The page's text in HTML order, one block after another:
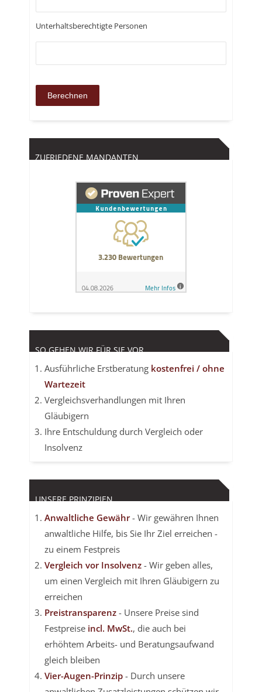
Unterhaltsberechtigte Personen
ZUFRIEDENE MANDANTEN
SO GEHEN WIR FÜR SIE VOR
Ausführliche Erstberatung kostenfrei / ohne
Wartezeit
Vergleichsverhandlungen mit Ihren
Gläubigern
Ihre Entschuldung durch Vergleich oder
Insolvenz
UNSERE PRINZIPIEN
Anwaltliche Gewähr- Wir gewähren Ihnen
anwaltliche Hilfe, bis Sie Ihr Ziel erreichen -
zu einem Festpreis
Vergleich vor Insolvenz - Wir geben alles,
um einen Vergleich mit Ihren Gläubigern zu
erreichen
Preistransparenz - Unsere Preise sind
Festpreise incl. MwSt., die auch bei
erhöhtem Arbeits- und Beratungsaufwand
gleich bleiben
Vier-Augen-Prinzip - Durch unsere